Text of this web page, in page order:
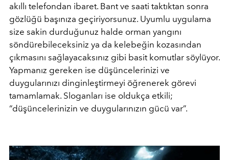
akıllı telefondan ibaret. Bant ve saati taktıktan sonra
gözlüğü başınıza geçiriyorsunuz. Uyumlu uygulama
size sakin durduğunuz halde orman yangını
söndürebileceksiniz ya da kelebeğin kozasından
çıkmasını sağlayacaksınız gibi basit komutlar söylüyor.
Yapmanız gereken ise düşüncelerinizi ve
duygularınızı dinginleştirmeyi öğrenerek görevi
tamamlamak. Sloganları ise oldukça etkili;
“düşüncelerinizin ve duygularınızın gücü var”.